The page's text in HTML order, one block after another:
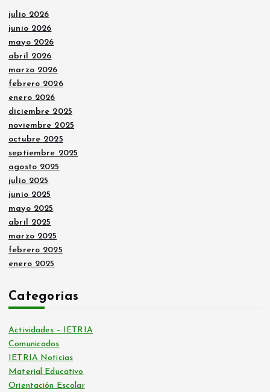
julio 2026
junio 2026
mayo 2026
abril 2026
marzo 2026
febrero 2026
enero 2026
diciembre 2025
noviembre 2025
octubre 2025
septiembre 2025
agosto 2025
julio 2025
junio 2025
mayo 2025
abril 2025
marzo 2025
febrero 2025
enero 2025
Categorias
Actividades – IETRIA
Comunicados
IETRIA Noticias
Material Educativo
Orientación Escolar